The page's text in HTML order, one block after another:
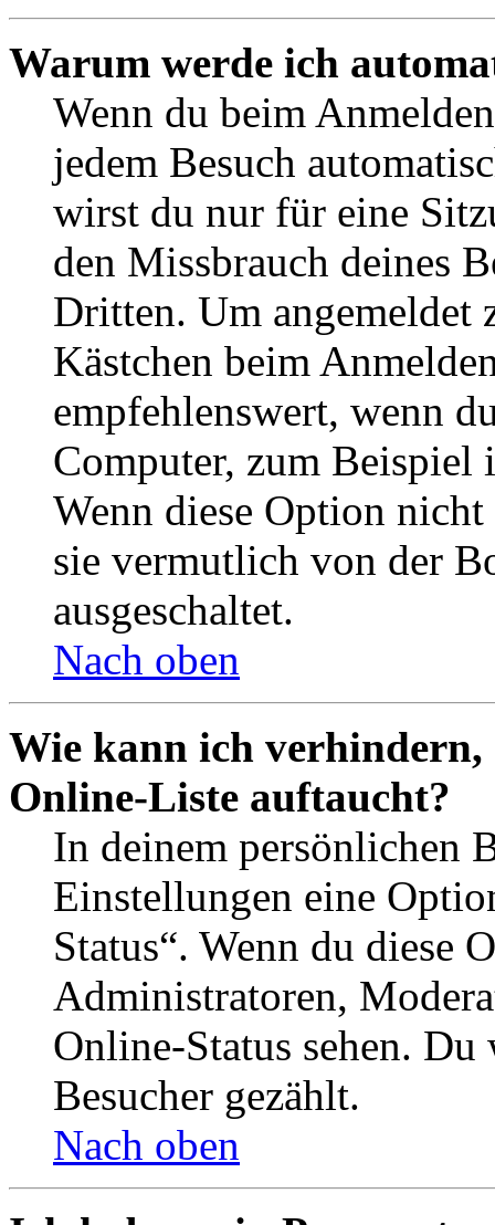
Warum werde ich
Wenn du beim
jedem Besuch
wirst du nur für eine
den Missbrauch deines
Dritten. Um angemeldet
Kästchen beim
empfehlenswert, wenn
Computer, zum Beispiel
Wenn diese Option
sie vermutlich von der
ausgeschaltet.
Nach oben
Wie kann ich verhindern,
Online-Liste auftaucht?
In deinem persönlichen
Einstellungen eine
Status“. Wenn du diese
Administratoren,
Online-Status sehen.
Besucher gezählt.
Nach oben